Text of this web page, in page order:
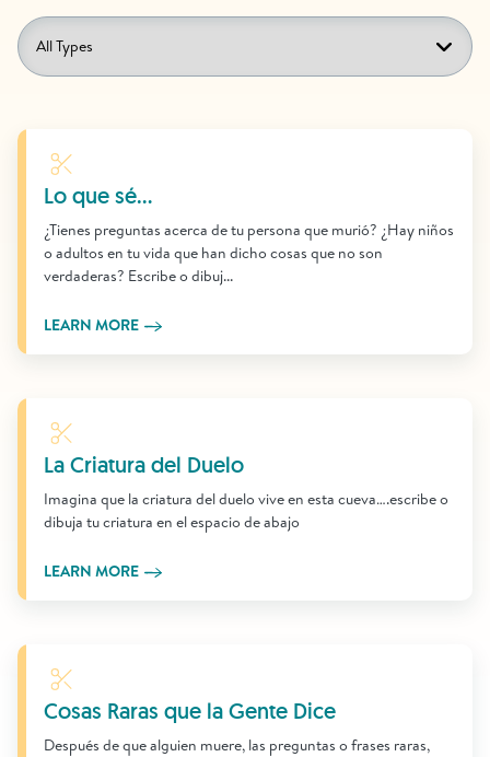
Learn More
Lo que sé...
¿Tienes preguntas acerca de tu persona que murió? ¿Hay niños
o adultos en tu vida que han dicho cosas que no son
verdaderas? Escribe o dibuj...
LEARN MORE
Learn More
La Criatura del Duelo
Imagina que la criatura del duelo vive en esta cueva….escribe o
dibuja tu criatura en el espacio de abajo
LEARN MORE
Learn More
Cosas Raras que la Gente Dice
Después de que alguien muere, las preguntas o frases raras,